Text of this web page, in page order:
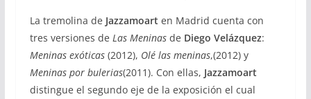
La tremolina de Jazzamoart en Madrid cuenta con
tres versiones de Las Meninasde Diego Velázquez:
Meninas exóticas(2012), Olé las meninas,(2012) y
Meninas por bulerias(2011). Con ellas, Jazzamoart
distingue el segundo eje de la exposición el cual